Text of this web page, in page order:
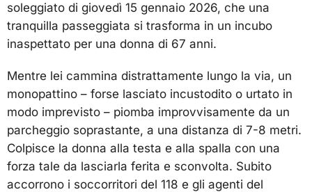
soleggiato di giovedì 15 gennaio 2026, che una
tranquilla passeggiata si trasforma in un incubo
inaspettato per una donna di 67 anni.
Mentre lei cammina distrattamente lungo la via, un
monopattino – forse lasciato incustodito o urtato in
modo imprevisto – piomba improvvisamente da un
parcheggio soprastante, a una distanza di 7-8 metri.
Colpisce la donna alla testa e alla spalla con una
forza tale da lasciarla ferita e sconvolta. Subito
accorrono i soccorritori del 118 e gli agenti del